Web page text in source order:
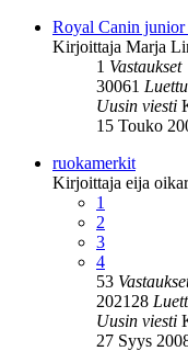
Royal Canin
Kirjoittaja Marja
1 Vastaukset
30061 Luettu
Uusin viesti
15 Touko
ruokamerkit
Kirjoittaja eija
1
2
3
4
53
202128
Uusin viesti
27 Syys